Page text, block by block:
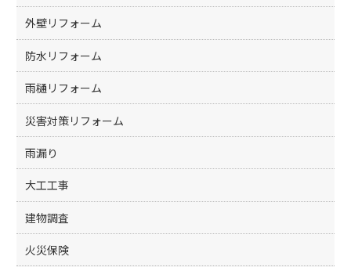
外壁リフォーム
防水リフォーム
雨樋リフォーム
災害対策リフォーム
雨漏り
大工工事
建物調査
火災保険